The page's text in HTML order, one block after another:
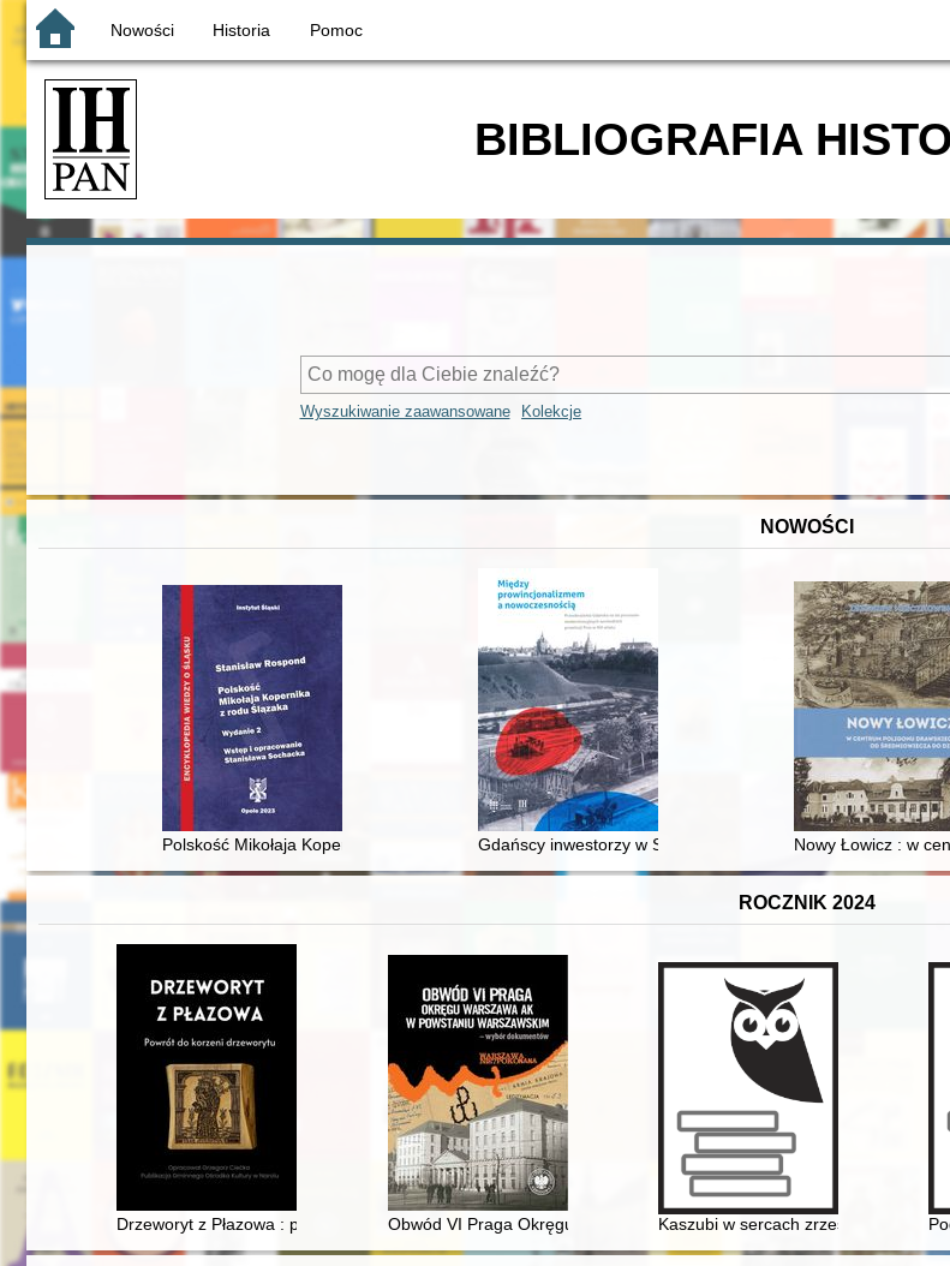
Nowości Historia Pomoc
BIBLIOGRAFIA
Wyszukiwanie zaawansowane Kolekcje
NOWOŚCI
Polskość Mikołaja Kopernika z rodu ŚlązakaGdańscy inwestorzy w Sopocie : prestiż finansowy i
Nowy Łowicz : w
ROCZNIK 2024
Drzeworyt z Płazowa : powrót do korzeni drzeworytuObwód VI Praga Okręgu Warszawa AK w Powstaniu Warszawskim :
Kaszubi w sercach zrzeszeni od